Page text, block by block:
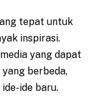
tepat untuk
inspirasi.
yang dapat
berbeda,
ide baru.